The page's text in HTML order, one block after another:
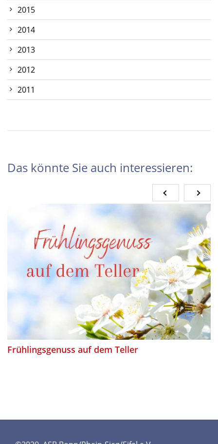
2015
2014
2013
2012
2011
Das könnte Sie auch interessieren:
Frühlingsgenuss auf dem Teller